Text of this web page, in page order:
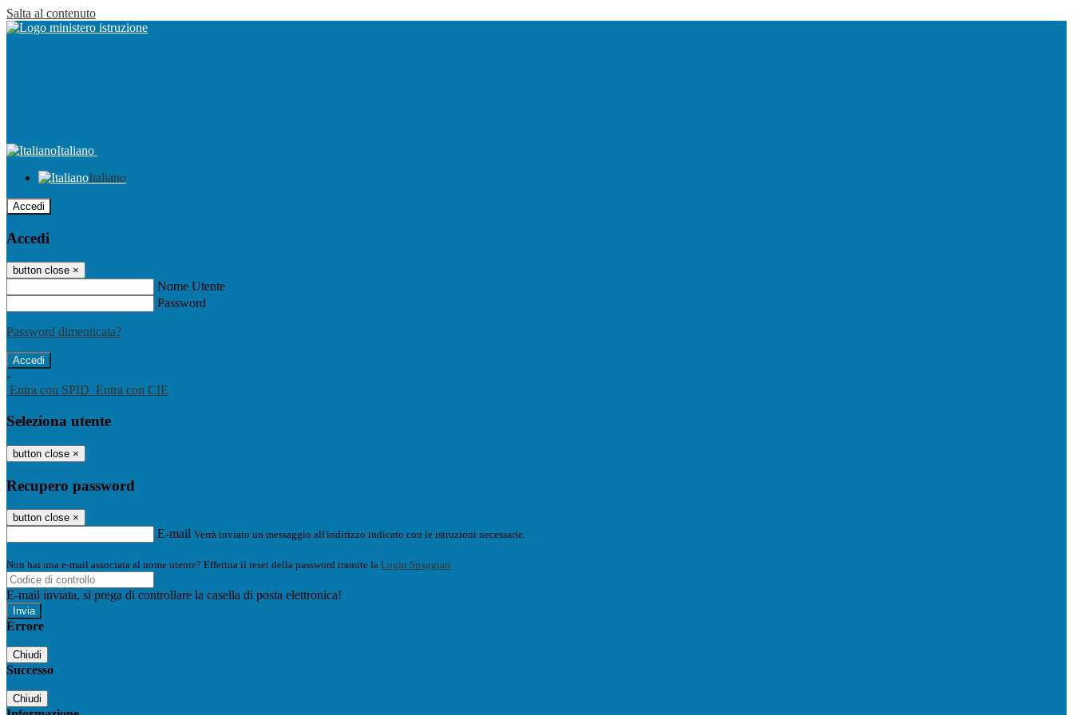
Salta al contenuto
Italiano
Italiano
Accedi
Accedi
button close ×
Nome Utente
Password
Password dimenticata?
-
Entra con SPID Entra con CIE
Seleziona utente
button close ×
Recupero password
button close ×
E-mail Verrà inviato un messaggio all'indirizzo indicato con le istruzioni necessarie.
Non hai una e-mail associata al nome utente? Effettua il reset della password tramite la Login Spaggiari
E-mail inviata, si prega di controllare la casella di posta elettronica!
Errore
Chiudi
Successo
Chiudi